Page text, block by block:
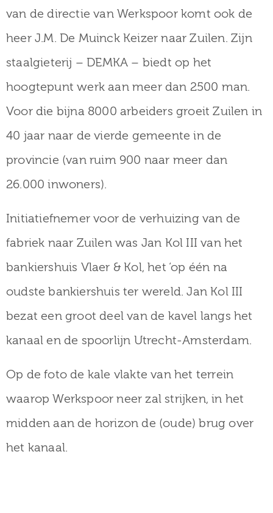
van de directie van Werkspoor komt ook de
heer J.M. De Muinck Keizer naar Zuilen. Zijn
staalgieterij – DEMKA – biedt op het
hoogtepunt werk aan meer dan 2500 man.
Voor die bijna 8000 arbeiders groeit Zuilen in
40 jaar naar de vierde gemeente in de
provincie (van ruim 900 naar meer dan
26.000 inwoners).
Initiatiefnemer voor de verhuizing van de
fabriek naar Zuilen was Jan Kol III van het
bankiershuis Vlaer & Kol, het ‘op één na
oudste bankiershuis ter wereld. Jan Kol III
bezat een groot deel van de kavel langs het
kanaal en de spoorlijn Utrecht-Amsterdam.
Op de foto de kale vlakte van het terrein
waarop Werkspoor neer zal strijken, in het
midden aan de horizon de (oude) brug over
het kanaal.